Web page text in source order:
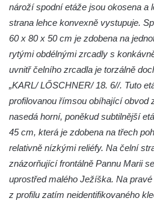
Socha Kozorožec horský v ZOO
Socha Včela v ZOO Hluboká
Socha Housenka v ZOO Hluboká
Socha Nosorožík v ZOO Hluboká
Socha Rosomák v ZOO Hluboká
Socha Beruška v ZOO Hluboká
Socha Vážka v ZOO Hluboká
Socha Volavka v ZOO Hluboká
Flamingo trůn v ZOO Hluboká
Lysá nad Labem, barokní město
nároží spodní etáže jsou okosena a
strana lehce konvexně vystupuje.
60 x 80 x 50 cm je zdobena na
rytými obdélnými zrcadly s
uvnitř čelního zrcadla je torzálně
„KARL/ LŐSCHNER/ 18. 6//. Tuto
profilovanou římsou obíhající obvod
nasedá horní, poněkud subtilnější
45 cm, která je zdobena na třech
relativně nízkými reliéfy. Na čelní
znázorňující frontálně Pannu Marii
uprostřed malého Ježíška. Na
z profilu zatím neidentifikovaného